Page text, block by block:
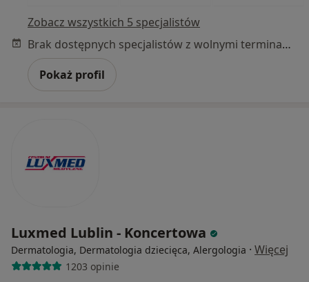
Zobacz wszystkich 5 specjalistów
Brak dostępnych specjalistów z wolnymi terminami w tym centrum medycznym.
Pokaż profil
Luxmed Lublin - Koncertowa
Dermatologia, Dermatologia dziecięca, Alergologia · Więcej
1203 opinie